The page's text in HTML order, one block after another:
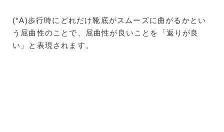
(*A)歩行時にどれだけ靴底がスムーズに曲がるかとい
う屈曲性のことで、屈曲性が良いことを「返りが良
い」と表現されます。